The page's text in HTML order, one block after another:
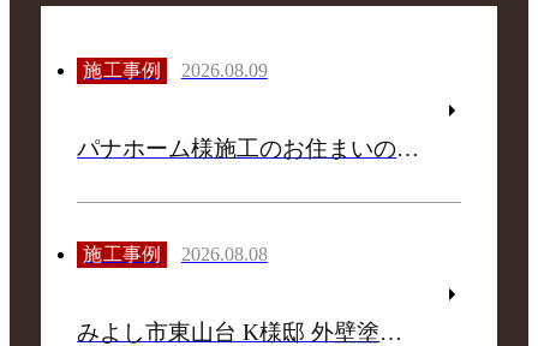
施工事例 2026.08.09
パナホーム様施工のお住まいの半田市上池町 N様邸 外壁塗装・屋根カバー工法施工事例
施工事例 2026.08.08
みよし市東山台 K様邸 外壁塗装・ベランダ防水施工事例 リフォームスタジオニシヤマ